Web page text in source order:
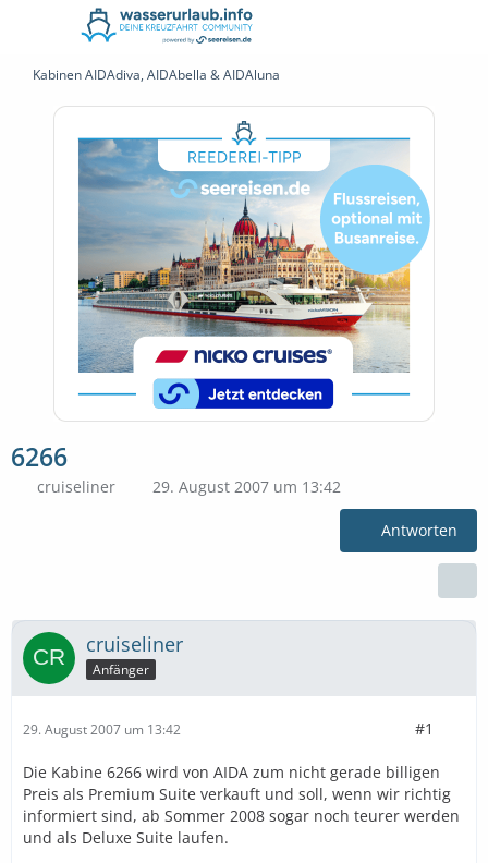
Kabinen AIDAdiva, AIDAbella & AIDAluna
6266
cruiseliner 29. August 2007 um 13:42
Antworten
cruiseliner
Anfänger
29. August 2007 um 13:42 #1
Die Kabine 6266 wird von AIDA zum nicht gerade billigen
Preis als Premium Suite verkauft und soll, wenn wir richtig
informiert sind, ab Sommer 2008 sogar noch teurer werden
und als Deluxe Suite laufen.